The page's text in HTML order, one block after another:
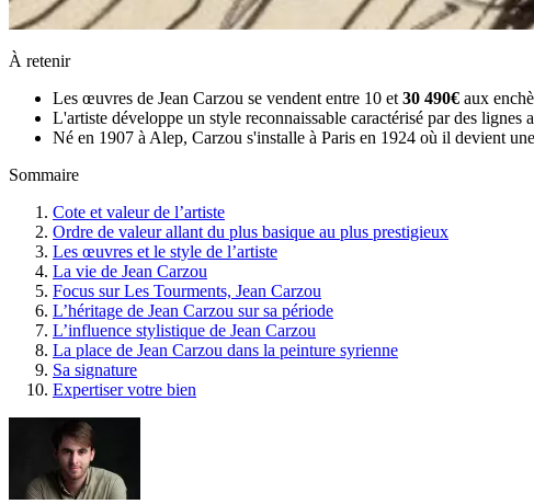
À retenir
Les œuvres de Jean Carzou se vendent entre 10 et 30 490€ aux
L'artiste développe un style reconnaissable caractérisé par des
Né en 1907 à Alep, Carzou s'installe à Paris en 1924 où il devient
Sommaire
Cote et valeur de l’artiste
Ordre de valeur allant du plus basique au plus prestigieux
Les œuvres et le style de l’artiste
La vie de Jean Carzou
Focus sur Les Tourments, Jean Carzou
L’héritage de Jean Carzou sur sa période
L’influence stylistique de Jean Carzou
La place de Jean Carzou dans la peinture syrienne
Sa signature
Expertiser votre bien